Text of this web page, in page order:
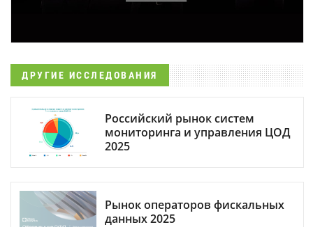
ДРУГИЕ ИССЛЕДОВАНИЯ
Российский рынок систем
мониторинга и управления ЦОД
2025
Рынок операторов фискальных
данных 2025